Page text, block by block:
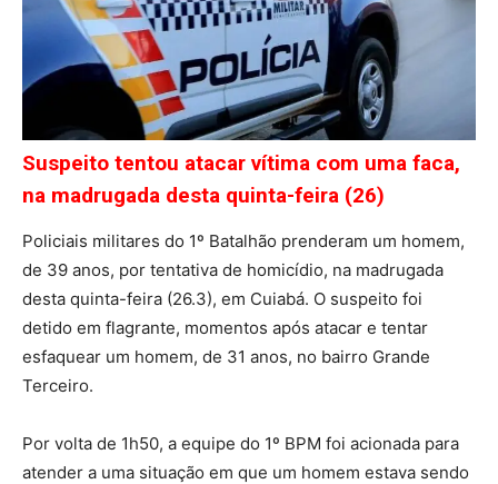
Suspeito tentou atacar vítima com uma faca,
na madrugada desta quinta-feira (26)
Policiais militares do 1º Batalhão prenderam um homem,
de 39 anos, por tentativa de homicídio, na madrugada
desta quinta-feira (26.3), em Cuiabá. O suspeito foi
detido em flagrante, momentos após atacar e tentar
esfaquear um homem, de 31 anos, no bairro Grande
Terceiro.
Por volta de 1h50, a equipe do 1º BPM foi acionada para
atender a uma situação em que um homem estava sendo